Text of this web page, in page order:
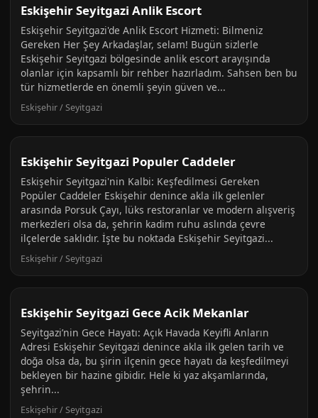
Eskişehir Seyitgazi Anlik Escort
Eskişehir Seyitgazi'de Anlik Escort Hizmeti: Bilmeniz
Gereken Her Şey Arkadaşlar, selam! Bugün sizlerle
Eskişehir Seyitgazi bölgesinde anlik escort arayışında
olanlar için kapsamlı bir rehber hazırladım. Sahsen ben bu
tür hizmetlerde en önemli şeyin güven ve...
Eskişehir / Seyitgazi
Eskişehir Seyitgazi Populer Caddeler
Eskişehir Seyitgazi'nin Kalbi: Keşfedilmesi Gereken
Popüler Caddeler Eskişehir denince akla ilk gelenler
arasında Porsuk Çayı, lüks restoranlar ve modern alışveriş
merkezleri olsa da, şehrin kadim ruhu aslında çevre
ilçelerde saklıdır. İşte bu noktada Eskişehir Seyitgazi...
Eskişehir / Seyitgazi
Eskişehir Seyitgazi Gece Acik Mekanlar
Seyitgazi’nin Gece Hayatı: Açık Havada Keyifli Anların
Adresi Eskişehir Seyitgazi denince akla ilk gelen tarih ve
doğa olsa da, bu şirin ilçenin gece hayatı da keşfedilmeyi
bekleyen bir hazine gibidir. Hele ki yaz akşamlarında,
şehrin...
Eskişehir / Seyitgazi